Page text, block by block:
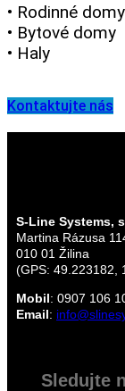
• Rodinné domy
• Bytové domy
• Haly
Kontaktujte nás
S-Line Systems,
Martina Rázusa
010 01 Žilina
(GPS: 49.223182,
Mobil: 0907 106
Email:
Sledujte